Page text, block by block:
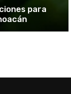
para